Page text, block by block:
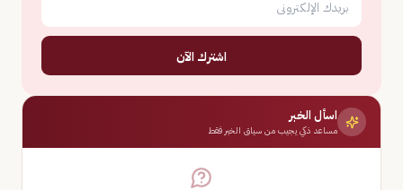
اشترك الآن
اسأل الخبر
مساعد ذكي يجيب من سياق الخبر فقط